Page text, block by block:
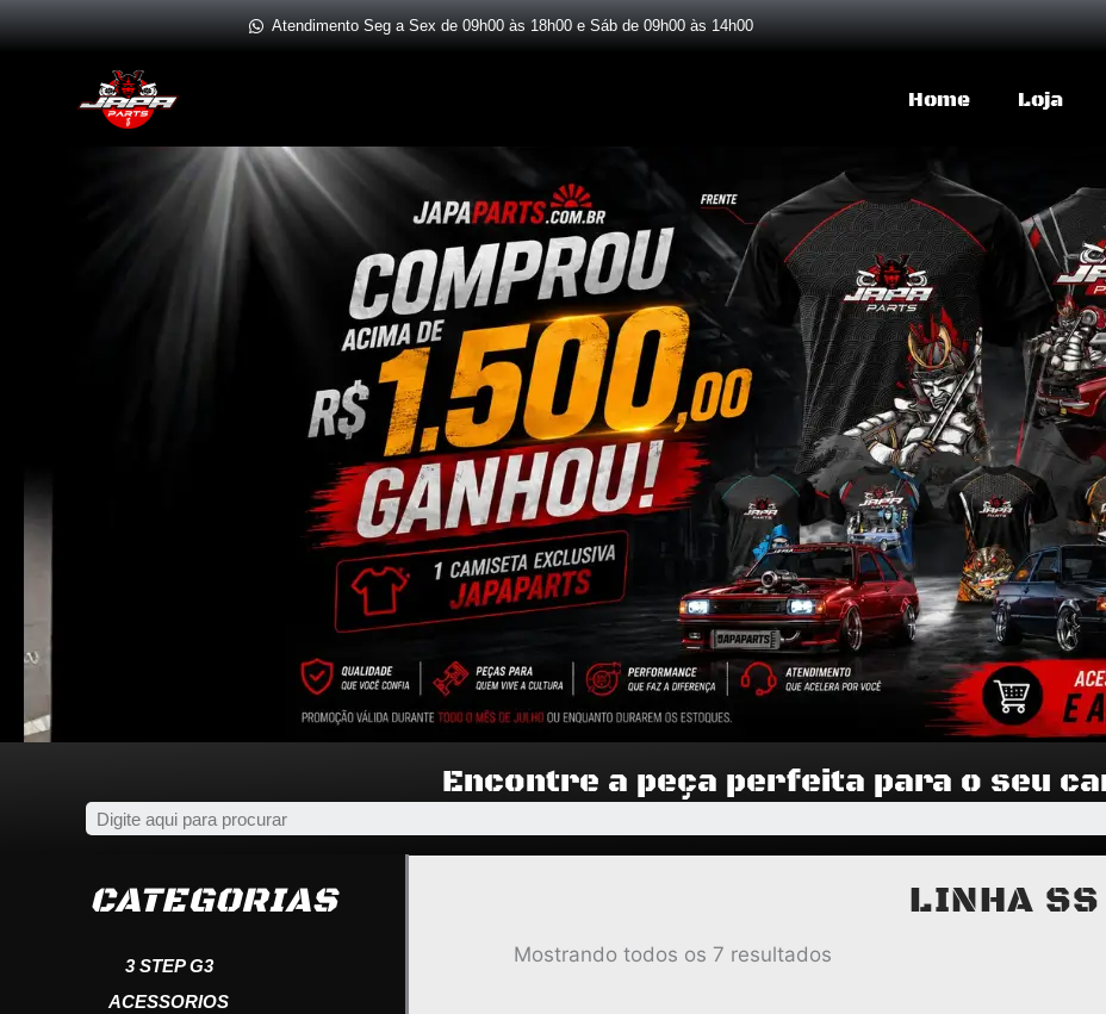
Ir
Atendimento Seg a Sex de 09h00 às 18h00 e Sáb de 09h00 às 14h00
Home Loja
Encontre a peça perfeita para o seu
CATEGORIAS
3 STEP G3
ACESSORIOS
LINHA SS
Mostrando todos os 7 resultados